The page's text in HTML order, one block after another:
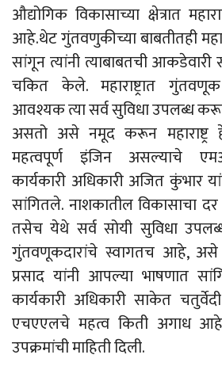
औद्योगिक विकासाच्या क्षेत्रात
आहे.थेट गुंतवणुकीच्या बाबतीतही
सांगून त्यांनी त्याबाबतची
चकित केले. महाराष्ट्रात
आवश्यक त्या सर्व सुविधा उपलब्ध
असतो असे नमूद करून महाराष्ट्र
महत्वपूर्ण इंजिन असल्याचे
कार्यकारी अधिकारी अजित कुंभार
सांगितले. नाशकातीलविकासाचा दर
तसेच येथे सर्व सोयी सुविधा
गुंतवणूकदारांचे स्वागतच आहे, असे
प्रसाद यांनी आपल्या भाषणात
कार्यकारी अधिकारी साकेत
एचएएलचे महत्व किती अगाध आहे
उपक्रमांची माहिती दिली.